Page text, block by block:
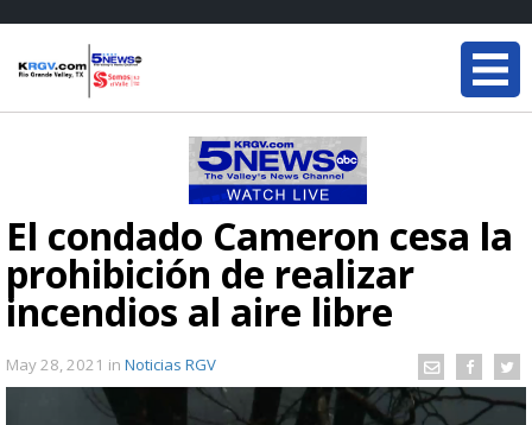
El condado Cameron cesa la
prohibición de realizar
incendios al aire libre
May 28, 2021 in Noticias RGV